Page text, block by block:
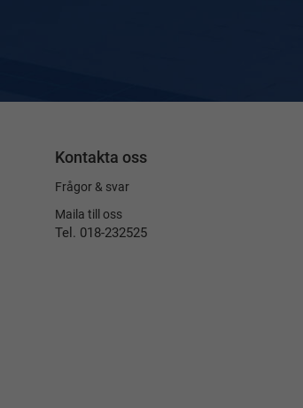
Kontakta oss
Frågor & svar
Maila till oss
Tel. 018-232525